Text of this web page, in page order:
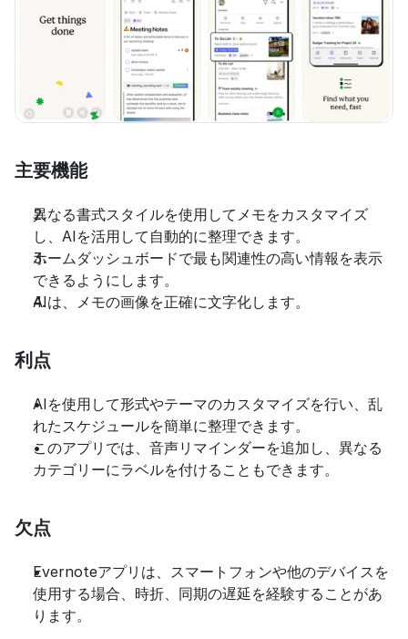
主要機能
異なる書式スタイルを使用してメモをカスタマイズ
し、AIを活用して自動的に整理できます。
ホームダッシュボードで最も関連性の高い情報を表示
できるようにします。
AIは、メモの画像を正確に文字化します。
利点
AIを使用して形式やテーマのカスタマイズを行い、乱
れたスケジュールを簡単に整理できます。
このアプリでは、音声リマインダーを追加し、異なる
カテゴリーにラベルを付けることもできます。
欠点
Evernoteアプリは、スマートフォンや他のデバイスを
使用する場合、時折、同期の遅延を経験することがあ
ります。